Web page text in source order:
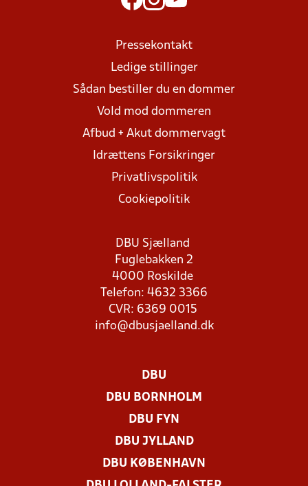
Pressekontakt
Ledige stillinger
Sådan bestiller du en dommer
Vold mod dommeren
Afbud + Akut dommervagt
Idrættens Forsikringer
Privatlivspolitik
Cookiepolitik
DBU Sjælland
Fuglebakken 2
4000 Roskilde
Telefon: 4632 3366
CVR: 6369 0015
info@dbusjaelland.dk
DBU
DBU BORNHOLM
DBU FYN
DBU JYLLAND
DBU KØBENHAVN